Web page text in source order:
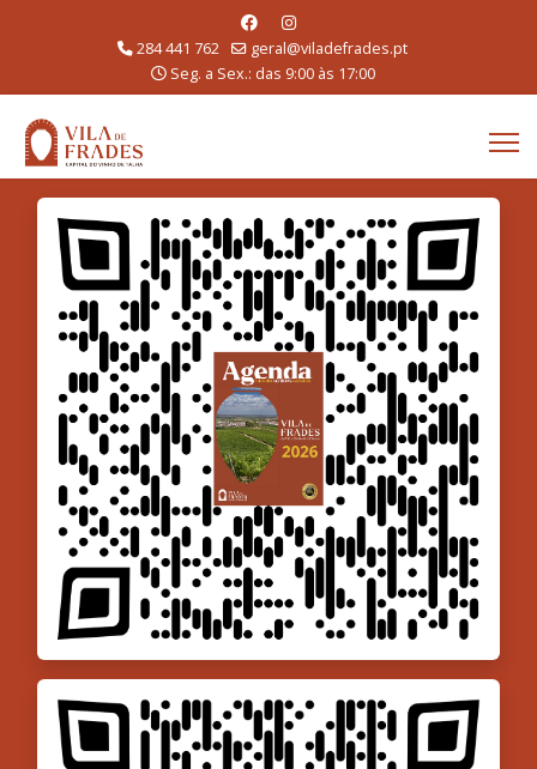
284 441 762
geral@viladefrades.pt
Seg. a Sex.: das 9:00 às 17:00